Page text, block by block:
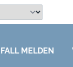
MELDEN